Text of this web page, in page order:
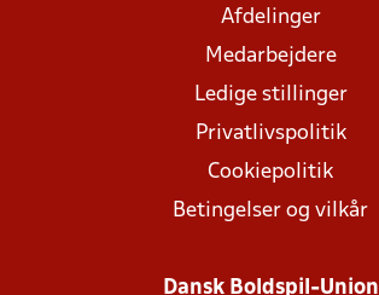
Afdelinger
Medarbejdere
Ledige stillinger
Privatlivspolitik
Cookiepolitik
Betingelser og vilkår
Dansk Boldspil-Union